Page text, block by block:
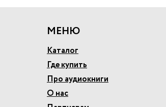
МЕНЮ
Каталог
Где купить
Про аудиокниги
О нас